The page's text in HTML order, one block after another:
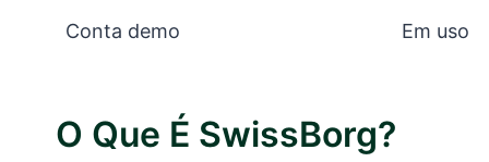
Conta demo Em uso
O Que É SwissBorg?